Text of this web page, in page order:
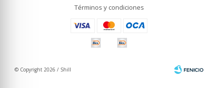
Términos y condiciones
© Copyright 2026 / Shill